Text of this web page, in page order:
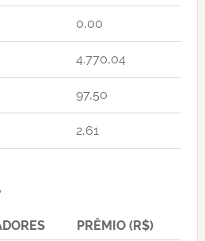
0,00
4.770,04
97,50
2,61
PRÊMIO (R$)